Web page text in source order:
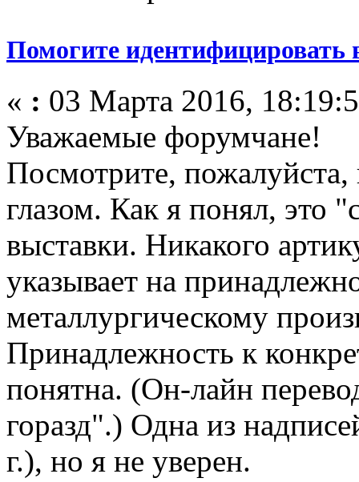
Помогите идентифицировать
« : 03 Марта 2016,
Уважаемые форумчане!
Посмотрите,
глазом. Как я понял, это
выставки. Никакого
указывает на
металлургическому
Принадлежность к
понятна. (Он-лайн
горазд".) Одна из
г.), но я не уверен.